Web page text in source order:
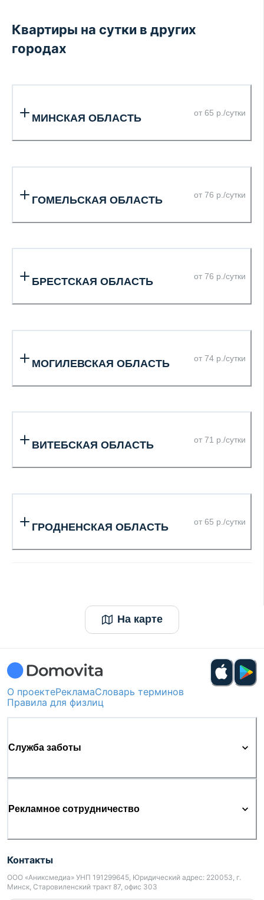
Квартиры на сутки в других
городах
МИНСКАЯ ОБЛАСТЬ от 65 р./сутки
ГОМЕЛЬСКАЯ ОБЛАСТЬ от 76 р./сутки
БРЕСТСКАЯ ОБЛАСТЬ от 76 р./сутки
МОГИЛЕВСКАЯ ОБЛАСТЬ от 74 р./сутки
ВИТЕБСКАЯ ОБЛАСТЬ от 71 р./сутки
ГРОДНЕНСКАЯ ОБЛАСТЬ от 65 р./сутки
На карте
О проектеРекламаСловарь терминов
Правила для физлиц
Служба заботы
Рекламное сотрудничество
Контакты
ООО «Аниксмедиа» УНП 191299645, Юридический адрес: 220053, г.
Минск, Старовиленский тракт 87, офис 303